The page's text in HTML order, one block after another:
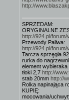
http://
SPRZEDAM:
ORYGINALNE
http://924.pl/forum/
Przewody Paliwa:
http://924.pl/forum/
Tarcza sprzęgła
rurka do
element
tłoki 2,7 http://
stab 20mm http://
Rolka napinająca
KUPIĘ:
mocowania/